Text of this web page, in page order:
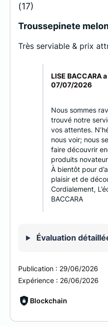
(17)
Troussepinete
Très serviable & prix
LISE BACCARA
07/07/2026
Nous sommes
trouvé notre
vos attentes.
nous voir; nous
faire découvrir
produits
À bientôt pour
plaisir et de
Cordialement,
BACCARA
Évaluation
Publication : 29/06/2026
Expérience : 26/06/2026
Blockchain